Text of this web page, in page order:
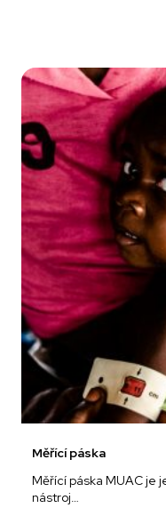
Měřící páska
Měřící páska MUAC je
nástroj…